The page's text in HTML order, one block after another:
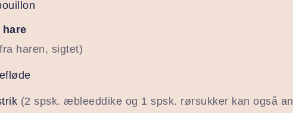
haren, sigtet)
(2 spsk. æbleeddike og 1 spsk. rørsukker kan også